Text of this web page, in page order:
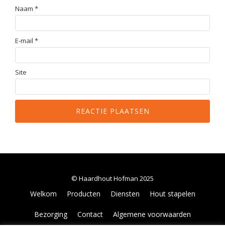
Naam *
E-mail *
Site
© Haardhout Hofman 2025
Secondair
Menu
Welkom Producten Diensten Hout stapelen
Bezorging Contact Algemene voorwaarden